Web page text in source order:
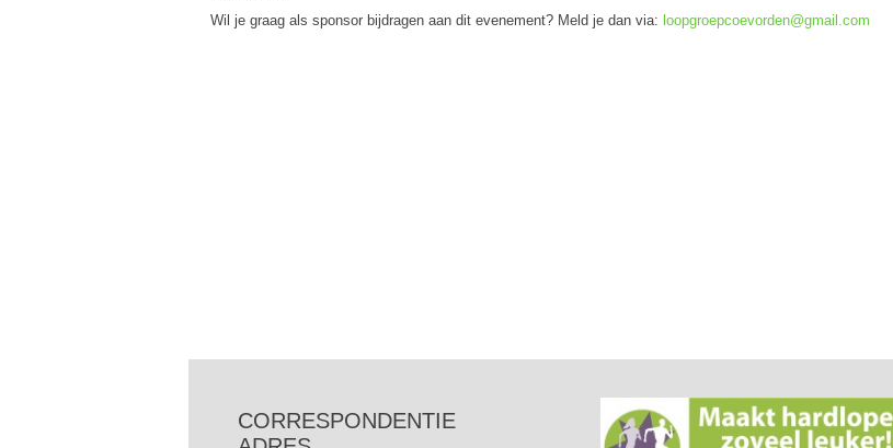
Wil je graag als sponsor bijdragen aan dit evenement? Meld je dan via: loopgroepcoevorden@gmail.com
CORRESPONDENTIE